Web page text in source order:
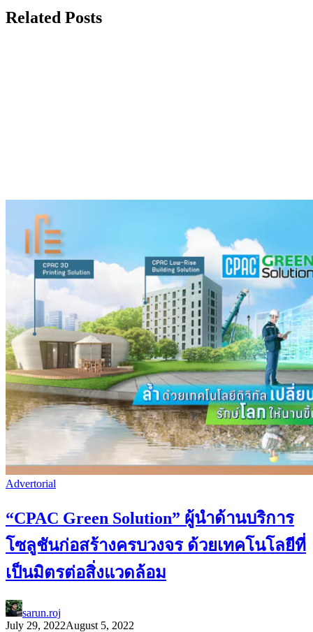
Related Posts
Advertorial
“CPAC Green Solution” ผู้นำด้านบริการ
โซลูชันก่อสร้างครบวงจร ด้วยเทคโนโลยีที่
เป็นมิตรต่อสิ่งแวดล้อม
sarun.roj
July 29, 2022August 5, 2022